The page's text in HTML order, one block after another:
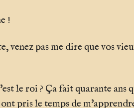
!
venez pas me dire que vos
le roi ? Ça fait quarante ans
pris le temps de